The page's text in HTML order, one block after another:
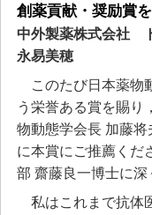
創薬貢献・奨励賞
中外製薬株式会社
永易美穂
このたび日本薬物
う栄誉ある賞を賜り
物動態学会長 加藤
に本賞にご推薦くだ
部 齋藤良一博士に深
私はこれまで抗体